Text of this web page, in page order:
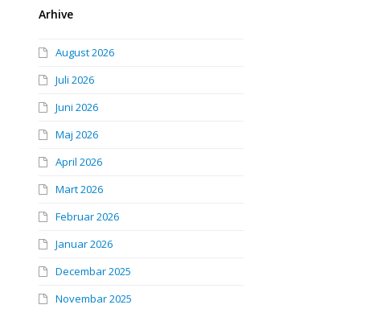
Arhive
August 2026
Juli 2026
Juni 2026
Maj 2026
April 2026
Mart 2026
Februar 2026
Januar 2026
Decembar 2025
Novembar 2025